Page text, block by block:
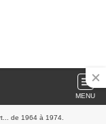
MENU
de 1964 à 1974.